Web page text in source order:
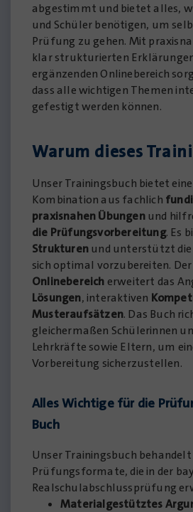
abgestimmt und bietet alles,
und Schüler benötigen, um
Prüfung zu gehen. Mit
klar strukturierten
ergänzenden Onlinebereich
dass alle wichtigen Themen
gefestigt werden können.
Warum dieses
Unser Trainingsbuch bietet
Kombination aus fachlich
praxisnahen Übungenund
die Prüfungsvorbereitung. Es
Strukturen und unterstützt die
sich optimal vorzubereiten.
Onlinebereich erweitert das
Lösungen, interaktiven
Musteraufsätzen. Das Buch
gleichermaßen Schülerinnen
Lehrkräfte sowie Eltern, um
Vorbereitung sicherzustellen.
Alles Wichtige für die
Buch
Unser Trainingsbuch
Prüfungsformate, die in der
Realschulabschlussprüfung
Materialgestütztes